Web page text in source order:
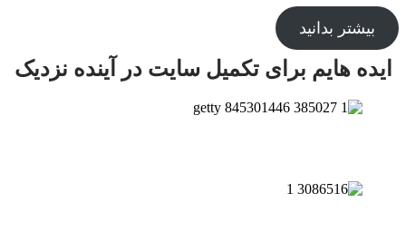
بیشتر بدانید
ایده هایم برای تکمیل سایت در آینده نزدیک